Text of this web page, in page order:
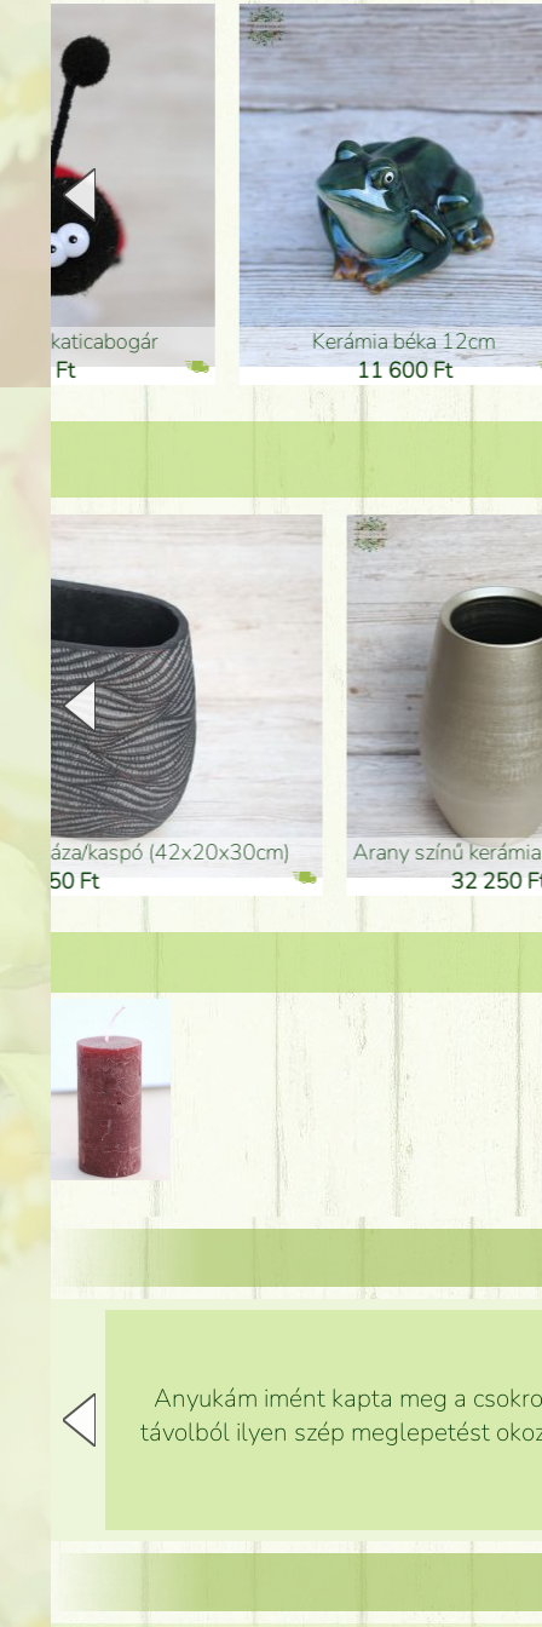
Kerámia béka 12cm
11 600 Ft
arany színű kerámia váza (40x26cm)
hosszú arany színű
46
Anyukám imént kapta meg a
távolból ilyen szép meglepetést